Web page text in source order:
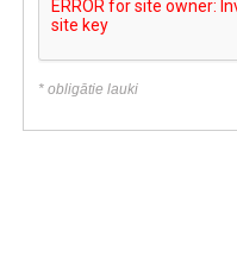
* obligātie lauki